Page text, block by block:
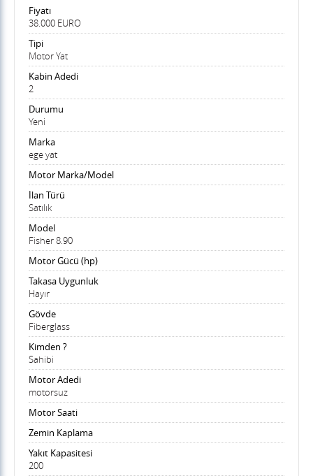
Fiyatı
38.000 EURO
Tipi
Motor Yat
Kabin Adedi
2
Durumu
Yeni
Marka
ege yat
Motor Marka/Model
İlan Türü
Satılık
Model
Fisher 8.90
Motor Gücü (hp)
Takasa Uygunluk
Hayır
Gövde
Fiberglass
Kimden ?
Sahibi
Motor Adedi
motorsuz
Motor Saati
Zemin Kaplama
Yakıt Kapasitesi
200